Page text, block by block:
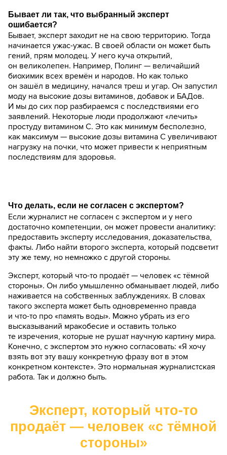
Бывает ли так, что выбранный эксперт
ошибается?
Бывает, эксперт заходит не на свою территорию. Тогда
начинается ужас-ужас. В своей области он может быть
гений, прям молодец. У него куча открытий,
он великолепен. Например, Полинг — величайший
биохимик всех времён и народов. Но как только
он зашёл в медицину, начался треш и угар. Он запустил
моду на высокие дозы витаминов, добавок и БАДов.
И мы до сих пор разбираемся с последствиями его
заявлений. Некоторые люди продолжают «лечить»
простуду витамином С. Это как минимум бесполезно,
как максимум — высокие дозы витамина С увеличивают
нагрузку на почки, что может привести к неприятным
последствиям для здоровья.
Что делать, если не согласен с экспертом?
Если журналист не согласен с экспертом и у него
достаточно компетенции, он может провести аналитику:
предоставить эксперту исследования, доказательства,
факты. Либо найти второго эксперта, который подсветит
эту же тему, но немножко с другой стороны.
Эксперт, который что-то продаёт — человек «с тёмной
стороны». Он либо умышленно обманывает людей, либо
наживается на собственных заблуждениях. В словах
такого эксперта может быть одновременно правда
и что-то про «память воды». Можно убрать из его
высказываний мракобесие и оставить только
те изречения, которые не рушат научную картину мира.
Конечно, с экспертом это нужно согласовать: «Я хочу
взять вот эту вашу конкретную фразу вот в этом
конкретном контексте». Это нормальная журналистская
работа. Так и должно быть.
Эксперт, который что-то
продаёт — человек «с тёмной
стороны»